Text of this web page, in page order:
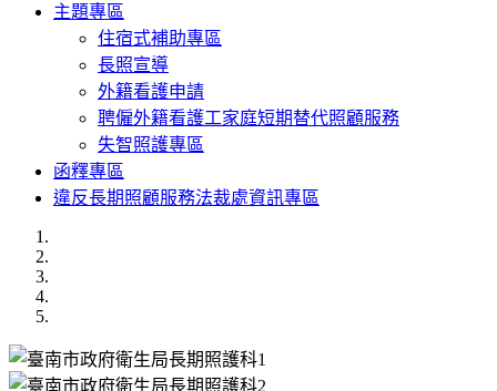
主題專區
住宿式補助專區
長照宣導
外籍看護申請
聘僱外籍看護工家庭短期替代照顧服務
失智照護專區
函釋專區
違反長期照顧服務法裁處資訊專區